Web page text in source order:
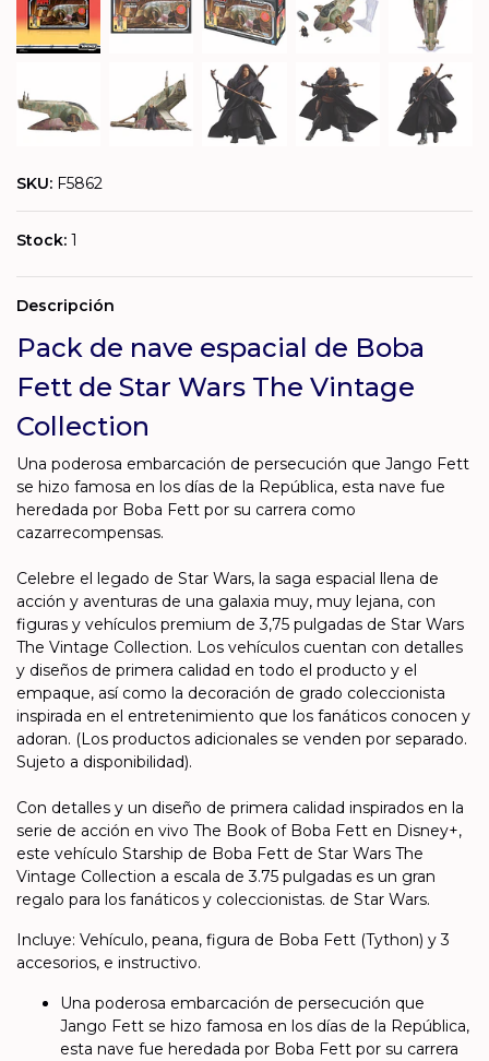
SKU: F5862
Stock: 1
Descripción
Pack de nave espacial de Boba
Fett de Star Wars The Vintage
Collection
Una poderosa embarcación de persecución que Jango Fett
se hizo famosa en los días de la República, esta nave fue
heredada por Boba Fett por su carrera como
cazarrecompensas.
Celebre el legado de Star Wars, la saga espacial llena de
acción y aventuras de una galaxia muy, muy lejana, con
figuras y vehículos premium de 3,75 pulgadas de Star Wars
The Vintage Collection. Los vehículos cuentan con detalles
y diseños de primera calidad en todo el producto y el
empaque, así como la decoración de grado coleccionista
inspirada en el entretenimiento que los fanáticos conocen y
adoran. (Los productos adicionales se venden por separado.
Sujeto a disponibilidad).
Con detalles y un diseño de primera calidad inspirados en la
serie de acción en vivo The Book of Boba Fett en Disney+,
este vehículo Starship de Boba Fett de Star Wars The
Vintage Collection a escala de 3.75 pulgadas es un gran
regalo para los fanáticos y coleccionistas. de Star Wars.
Incluye: Vehículo, peana, figura de Boba Fett (Tython) y 3
accesorios, e instructivo.
Una poderosa embarcación de persecución que
Jango Fett se hizo famosa en los días de la República,
esta nave fue heredada por Boba Fett por su carrera